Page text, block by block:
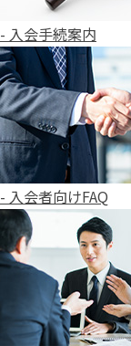
- 入会手続案内
- 入会者向けFAQ